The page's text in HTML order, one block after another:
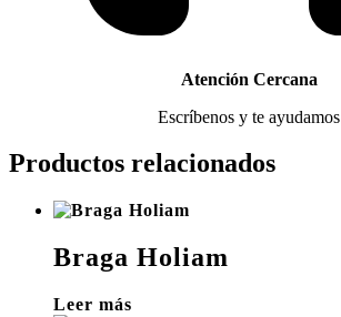
Atención Cercana
Escríbenos y te ayudamos
Productos relacionados
Braga Holiam
Leer más